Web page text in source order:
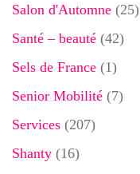
Salon d'Automne (25)
Santé – beauté (42)
Sels de France (1)
Senior Mobilité (7)
Services (207)
Shanty (16)